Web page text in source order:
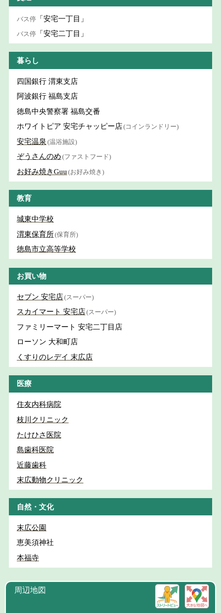
バス停 「安宅一丁目」
バス停 「安宅二丁目」
暮らし
四国銀行 渭東支店
阿波銀行 福島支店
徳島中央警察署 福島交番
ホワイトピア 安宅チャッピー店(コインランドリー)
安宅温泉 (温浴施設)
ぞうさんのめ (ファストフード)
お好み焼きGuu (お好み焼き)
教育
城東中学校
渭東保育所(保育所)
徳島市立高等学校
お買い物
セブン 安宅店(スーパー)
スカイマート 安宅店(スーパー)
ファミリーマート 安宅二丁目店
ローソン 大和町店
くすりのレデイ 末広店
医療
住友内科病院
枝川クリニック
たけひさ医院
島歯科医院
近藤歯科
末広動物クリニック
自然・文化
末広公園
恵美須神社
本福寺
周辺地図